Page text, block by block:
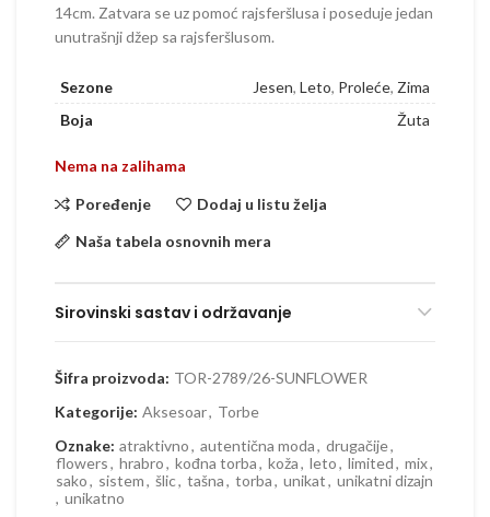
14cm. Zatvara se uz pomoć rajsferšlusa i poseduje jedan
unutrašnji džep sa rajsferšlusom.
Sezone Jesen, Leto, Proleće, Zima
Boja
Žuta
Nema na zalihama
Poređenje
Dodaj u listu želja
Naša tabela osnovnih mera
Sirovinski sastav i održavanje
Šifra proizvoda: TOR-2789/26-SUNFLOWER
Kategorije: Aksesoar, Torbe
Oznake: atraktivno, autentična moda, drugačije,
flowers, hrabro, kođna torba, koža, leto, limited, mix,
sako, sistem, šlic, tašna, torba, unikat, unikatni dizajn
, unikatno